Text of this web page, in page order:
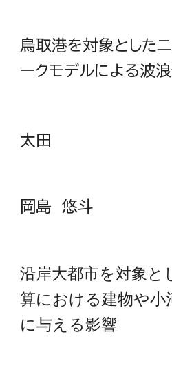
鳥取港を対象としたニ
ークモデルによる波
太田
岡島 悠斗
沿岸大都市を対象と
算における建物や小
に与える影響